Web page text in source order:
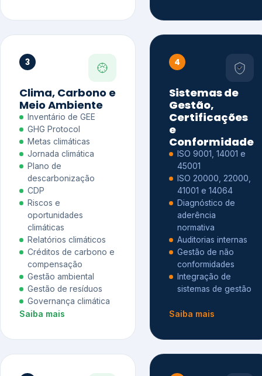
3
Clima, Carbono e
Meio Ambiente
Inventário de GEE
GHG Protocol
Metas climáticas
Jornada climática
Plano de
descarbonização
CDP
Riscos e
oportunidades
climáticas
Relatórios climáticos
Créditos de carbono e
compensação
Gestão ambiental
Gestão de resíduos
Governança climática
Saiba mais
4
Sistemas de
Gestão,
Certificações
e
Conformidade
ISO 9001, 14001 e
45001
ISO 20000, 22000,
41001 e 14064
Diagnóstico de
aderência
normativa
Auditorias internas
Gestão de não
conformidades
Integração de
sistemas de gestão
Saiba mais